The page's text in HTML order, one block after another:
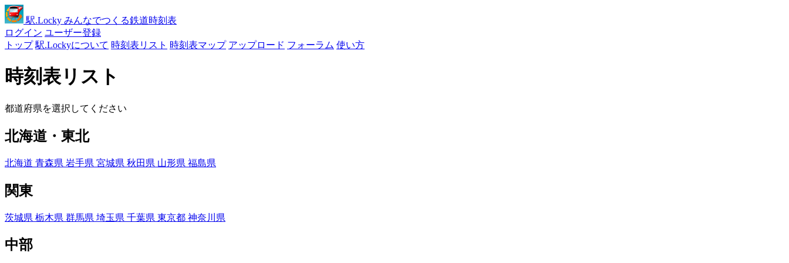
駅.Locky みんなでつくる鉄道時刻表
ログイン ユーザー登録
トップ 駅.Lockyについて 時刻表リスト 時刻表マップ アップロード フォーラム 使い方
時刻表リスト
都道府県を選択してください
北海道・東北
北海道 青森県 岩手県 宮城県 秋田県 山形県 福島県
関東
茨城県 栃木県 群馬県 埼玉県 千葉県 東京都 神奈川県
中部